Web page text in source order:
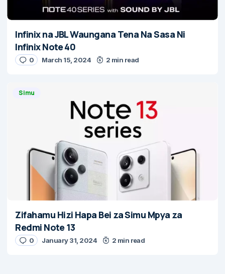
Infinix na JBL Waungana Tena Na Sasa Ni
Infinix Note 40
0 March 15, 2024 2 min read
Simu
Zifahamu Hizi Hapa Bei za Simu Mpya za
Redmi Note 13
0 January 31, 2024 2 min read